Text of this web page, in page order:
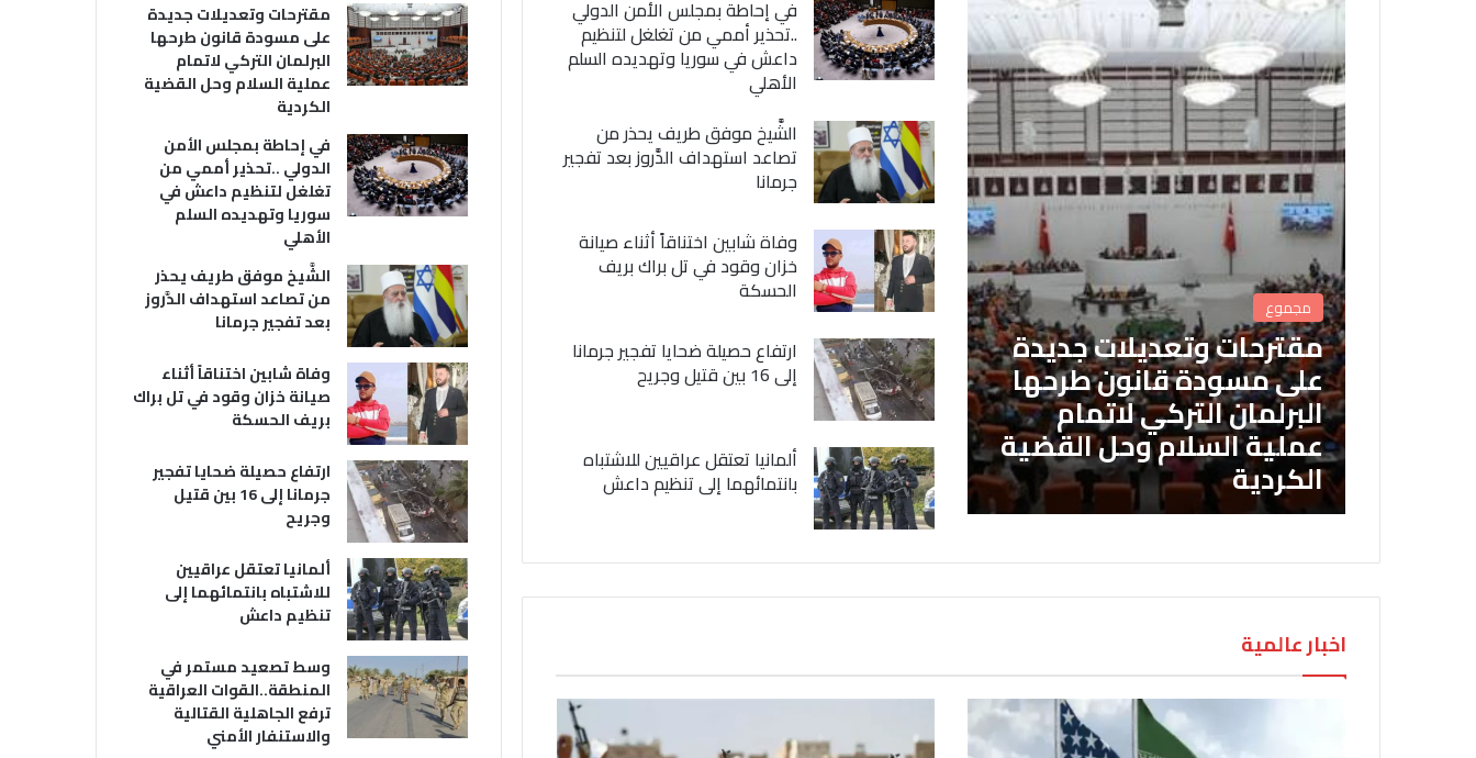
مجموع
مقترحات وتعديلات جديدة
على مسودة قانون طرحها
البرلمان التركي لاتمام
عملية السلام وحل القضية
الكردية
في إحاطة بمجلس الأمن الدولي
..تحذير أممي من تغلغل لتنظيم
داعش في سوريا وتهديده السلم
الأهلي
الشَّيخ موفق طريف يحذر من
تصاعد استهداف الدَّروز بعد تفجير
جرمانا
وفاة شابين اختناقاً أثناء صيانة
خزان وقود في تل براك بريف
الحسكة
ارتفاع حصيلة ضحايا تفجير جرمانا
إلى 16 بين قتيل وجريح
ألمانيا تعتقل عراقيين للاشتباه
بانتمائهما إلى تنظيم داعش
اخبار عالمية
مقترحات وتعديلات جديدة
على مسودة قانون طرحها
البرلمان التركي لاتمام
عملية السلام وحل القضية
الكردية
في إحاطة بمجلس الأمن
الدولي ..تحذير أممي من
تغلغل لتنظيم داعش في
سوريا وتهديده السلم
الأهلي
الشَّيخ موفق طريف يحذر
من تصاعد استهداف الدَّروز
بعد تفجير جرمانا
وفاة شابين اختناقاً أثناء
صيانة خزان وقود في تل براك
بريف الحسكة
ارتفاع حصيلة ضحايا تفجير
جرمانا إلى 16 بين قتيل
وجريح
ألمانيا تعتقل عراقيين
للاشتباه بانتمائهما إلى
تنظيم داعش
وسط تصعيد مستمر في
المنطقة..القوات العراقية
ترفع الجاهلية القتالية
والاستنفار الأمني